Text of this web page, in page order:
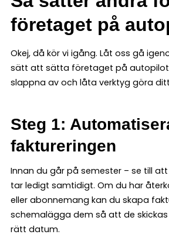
företaget på
Okej, då kör vi igång. Låt oss gå
sätt att sätta företaget på autopilot
slappna av och låta verktyg göra
Steg 1:
faktureringen
Innan du går på semester – se till
tar ledigt samtidigt. Om du har
eller abonnemang kan du skapa
schemalägga dem så att de
rätt datum.